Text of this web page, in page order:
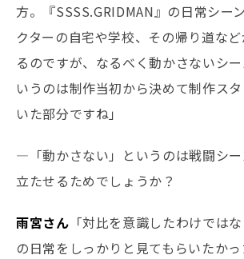
方。『SSSS.GRIDMAN』の日常シー
クターの自宅や学校、その帰り道な
るのですが、なるべく動かさないシ
いうのは制作当初から決めて制作ス
いた部分ですね」
―「動かさない」というのは戦闘シ
立たせるためでしょうか？
雨宮さん 「対比を意識したわけでは
の日常をしっかりと見てもらいたか